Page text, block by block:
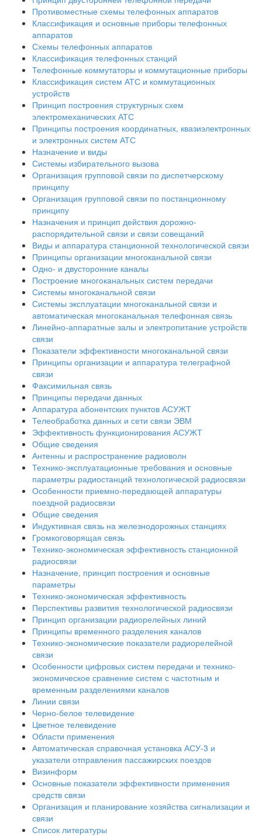
Противоместные схемы телефонных аппаратов
Классификация и основные приборы телефонных
аппаратов
Схемы телефонных аппаратов
Классификация телефонных станций
Телефонные коммутаторы и коммутационные приборы
Классификация систем АТС и коммутационных
устройств
Принцип построения структурных схем
электромеханических АТС
Принципы построения координатных, квазиэлектронных
и электронных систем АТС
Назначение и виды
Системы избирательного вызова
Организация групповой связи по диспетчерскому
принципу
Организация групповой связи по постанционному
принципу
Назначения и принцип действия дорожно-
распорядительной связи и связи совещаний
Виды и аппаратура станционной технологической связи
Принципы организации многоканальной связи
Одно- и двусторонние каналы
Построение многоканальных систем передачи
Системы многоканальной связи
Системы эксплуатации многоканальной связи и
автоматическая многоканальная телефонная связь
Линейно-аппаратные залы и электропитание устройств
связи
Показатели эффективности многоканальной связи
Принципы организации и аппаратура телеграфной
связи
Факсимильная связь
Принципы передачи данных
Аппаратура абонентских пунктов АСУЖТ
Телеобработка данных и сети связи ЭВМ
Эффективность функционирования АСУЖТ
Общие сведения
Антенны и распространение радиоволн
Технико-эксплуатационные требования и основные
параметры радиостанций технологической радиосвязи
Особенности приемно-передающей аппаратуры
поездной радиосвязи
Общие сведения
Индуктивная связь на железнодорожных станциях
Громкоговорящая связь
Технико-экономическая эффективность станционной
радиосвязи
Назначение, принцип построения и основные
параметры
Технико-экономическая эффективность
Перспективы развития технологической радиосвязи
Принцип организации радиорелейных линий
Принципы временного разделения каналов
Технико-экономические показатели радиорелейной
связи
Особенности цифровых систем передачи и технико-
экономическое сравнение систем с частотным и
временным разделениями каналов
Линии связи
Черно-белое телевидение
Цветное телевидение
Области применения
Автоматическая справочная установка АСУ-3 и
указатели отправления пассажирских поездов
Визинформ
Основные показатели эффективности применения
средств связи
Организация и планирование хозяйства сигнализации и
связи
Список литературы